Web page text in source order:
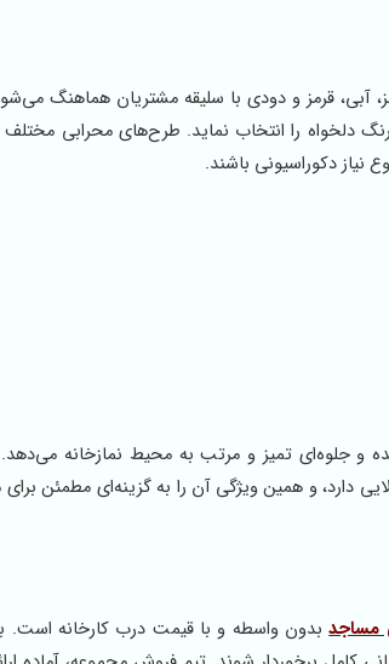
قرمز و دودی با سلیقه مشتریان هماهنگ
دلخواه را انتخاب نماید. طرح‌های محرابی
دکوراسیونی باشند.
و جلوه‌ای تمیز و مرتب به محیط نمازخانه
و همین ویژگی آن را به گزینه‌ای مطمئن برای
مساجدبدون واسطه و با قیمت درب کارخانه است.